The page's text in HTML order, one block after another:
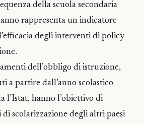
della scuola secondaria
rappresenta un indicatore
degli interventi di policy
dell’obbligo di istruzione,
a partire dall’anno scolastico
l’Istat, hanno l’obiettivo di
scolarizzazione degli altri paesi